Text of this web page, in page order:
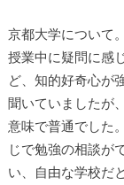
京都大学について。
授業中に疑問に感
ど、知的好奇心が
聞いていましたが
意味で普通でした
じで勉強の相談が
い、自由な学校だ